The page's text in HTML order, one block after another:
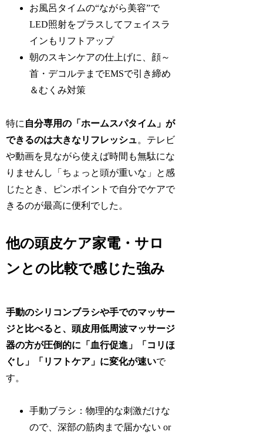
お風呂タイムの“ながら美容”で
LED照射をプラスしてフェイスラ
インもリフトアップ
朝のスキンケアの仕上げに、顔～
首・デコルテまでEMSで引き締め
＆むくみ対策
特に 自分専用の「ホームスパタイム」が
できるのは大きなリフレッシュ。テレビ
や動画を見ながら使えば時間も無駄にな
りませんし「ちょっと頭が重いな」と感
じたとき、ピンポイントで自分でケアで
きるのが最高に便利でした。
他の頭皮ケア家電・サロ
ンとの比較で感じた強み
手動のシリコンブラシや手でのマッサー
ジと比べると、頭皮用低周波マッサージ
器の方が圧倒的に「血行促進」「コリほ
ぐし」「リフトケア」に変化が速いで
す。
手動ブラシ：物理的な刺激だけな
ので、深部の筋肉まで届かない or